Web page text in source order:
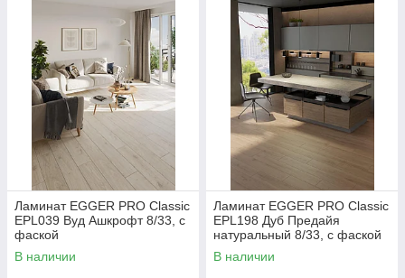
Ламинат EGGER PRO Classic
EPL039 Вуд Ашкрофт 8/33, с
фаской
В наличии
Ламинат EGGER PRO Classic
EPL198 Дуб Предайя
натуральный 8/33, с фаской
В наличии